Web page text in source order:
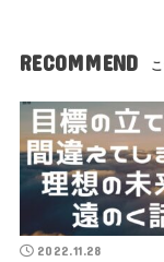
RECOMMEND
2022.11.28